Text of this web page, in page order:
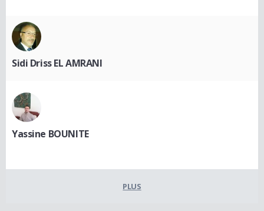
Sidi Driss EL AMRANI
Yassine BOUNITE
PLUS